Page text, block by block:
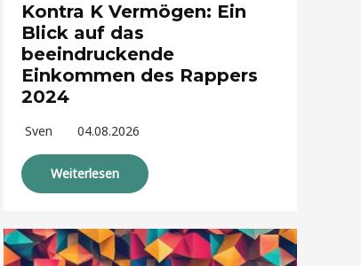
Kontra K Vermögen: Ein
Blick auf das
beeindruckende
Einkommen des Rappers
2024
Sven 04.08.2026
Weiterlesen